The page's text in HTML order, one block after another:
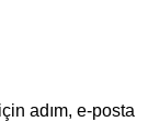
adım, e-posta